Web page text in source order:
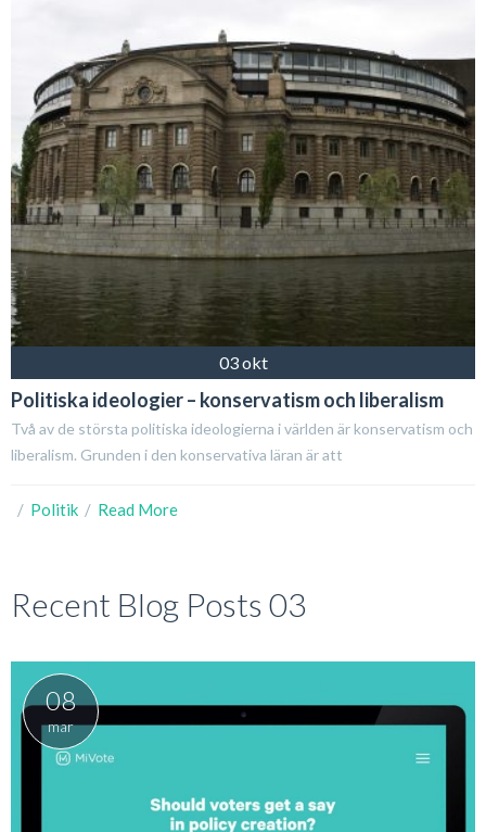
03 okt
Politiska ideologier – konservatism och liberalism
Två av de största politiska ideologierna i världen är konservatism och
liberalism. Grunden i den konservativa läran är att
  /
Politik
  /
Read More
Recent Blog Posts 03
08
mar